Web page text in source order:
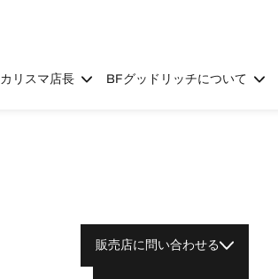
カリスマ店長 BFグッドリッチについて
販売店に問い合わせる